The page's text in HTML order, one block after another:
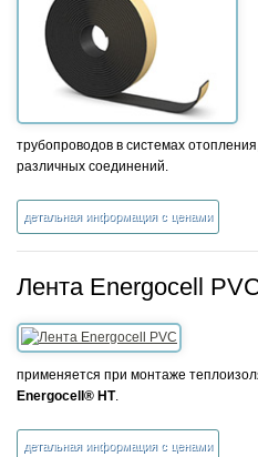
трубопроводов в системах
различных соединений.
детальная информация с ценами
Лента Energocell
применяется при монтаже
Energocell® НТ.
детальная информация с ценами